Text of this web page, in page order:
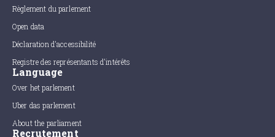
Règlement du parlement
Open data
Déclaration d'accessibilité
Registre des représentants d'intérêts
Language
Over het parlement
Uber das parlement
About the parliament
Recrutement